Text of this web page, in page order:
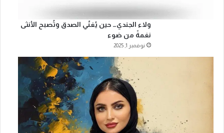
ولاء الجندي… حين يُغنّي الصدق وتُصبح الأنثى
نغمةً من ضوء
نوفمبر 1, 2025